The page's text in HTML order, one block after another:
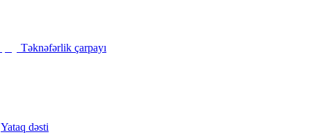
Təknəfərlik çarpayı
Yataq dəsti